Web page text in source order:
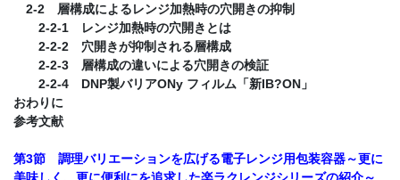
2-2 層構成によるレンジ加熱時の穴開きの抑制
2-2-1 レンジ加熱時の穴開きとは
2-2-2 穴開きが抑制される層構成
2-2-3 層構成の違いによる穴開きの検証
2-2-4 DNP製バリアONy フィルム「新IB?ON」
おわりに
参考文献
第3節 調理バリエーションを広げる電子レンジ用包装容器～更に
美味しく、更に便利にを追求した楽ラクレンジシリーズの紹介～